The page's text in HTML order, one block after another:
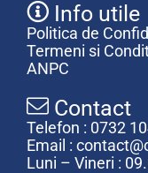
Info utile
Politica de
Termeni si
ANPC
Contact
Telefon : 0732
Email :
Luni – Vineri :